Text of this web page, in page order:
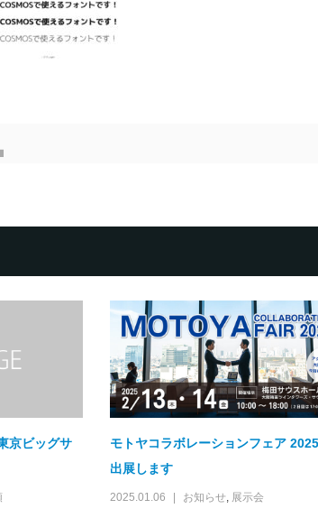
京ビッグサ
モトヤコラボレーションフェア
出展します
2025.01.06 お知らせ, 展示会